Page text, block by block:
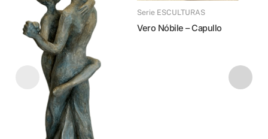
Serie ESCULTURAS
Vero Nóbile – Capullo